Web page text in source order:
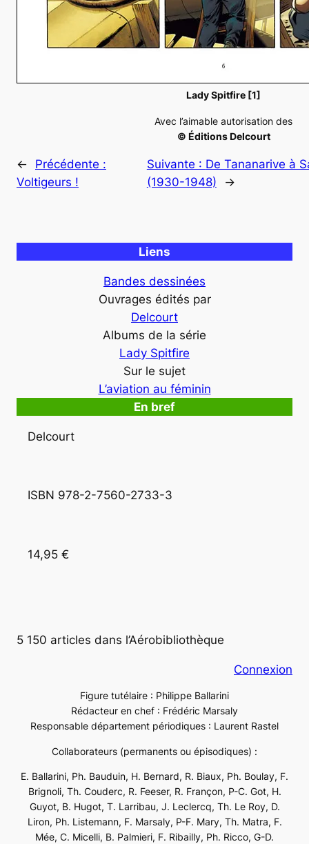
Lady Spitfire [1]
Avec l’aimable autorisation des
© Éditions Delcourt
←
Précédente :
Voltigeurs !
Suivante : De Tananarive à
(1930-1948)
→
Liens
Bandes dessinées
Ouvrages édités par
Delcourt
Albums de la série
Lady Spitfire
Sur le sujet
L’aviation au féminin
En bref
Delcourt
ISBN 978-2-7560-2733-3
14,95 €
5 150 articles dans l’Aérobibliothèque
Connexion
Figure tutélaire : Philippe Ballarini
Rédacteur en chef : Frédéric Marsaly
Responsable département périodiques : Laurent Rastel
Collaborateurs (permanents ou épisodiques) :
E. Ballarini, Ph. Bauduin, H. Bernard, R. Biaux, Ph. Boulay, F.
Brignoli, Th. Couderc, R. Feeser, R. Françon, P-C. Got, H.
Guyot, B. Hugot, T. Larribau, J. Leclercq, Th. Le Roy, D.
Liron, Ph. Listemann, F. Marsaly, P-F. Mary, Th. Matra, F.
Mée, C. Micelli, B. Palmieri, F. Ribailly, Ph. Ricco, G-D.